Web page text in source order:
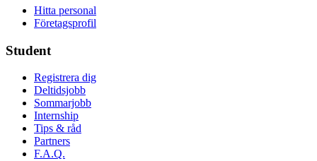
Hitta personal
Företagsprofil
Student
Registrera dig
Deltidsjobb
Sommarjobb
Internship
Tips & råd
Partners
F.A.Q.